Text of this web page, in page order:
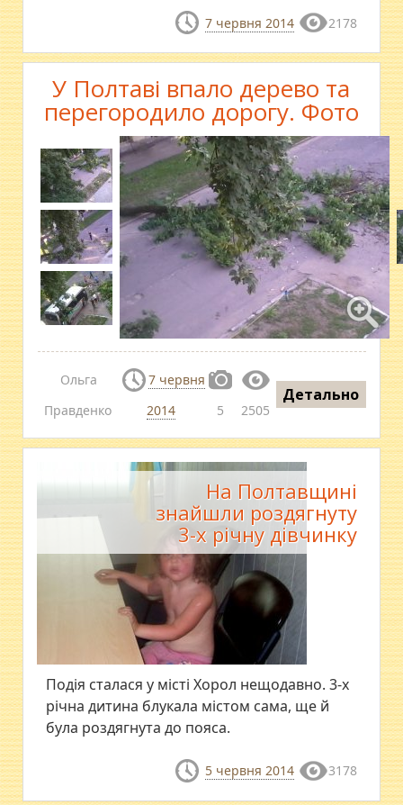
7 червня 2014 2178
У Полтаві впало дерево та
перегородило дорогу. Фото
Ольга
Правденко
7 червня
2014
5 2505
Детально
На Полтавщині
знайшли роздягнуту
3-х річну дівчинку
Подія сталася у місті Хорол нещодавно. 3-х
річна дитина блукала містом сама, ще й
була роздягнута до пояса.
5 червня 2014 3178